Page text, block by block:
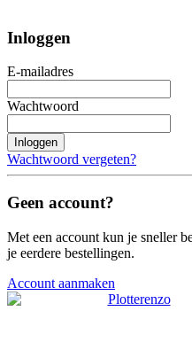
Inloggen
E-mailadres
Wachtwoord
Inloggen
Wachtwoord vergeten?
Geen account?
Met een account kun je sneller
je eerdere bestellingen.
Account aanmaken